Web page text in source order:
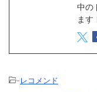
中の
ます
-レコメンド